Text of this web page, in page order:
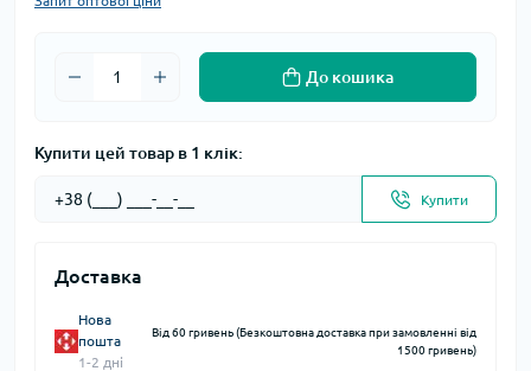
До кошика
Купити цей товар в 1 клік:
Купити
Доставка
Нова
пошта
1-2 дні
Від 60 гривень (Безкоштовна доставка при замовленні від
1500 гривень)